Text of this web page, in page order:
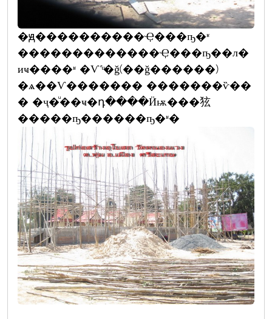
�ԭ����������Ҿ���ҧ�ʶ
�������������Ҿ���ҧ��л�
иҹ����ʶ �Ѵ˹ͧ�ǧ(��ǧ������)
�ѧ��Ѵ������� �������ѷ��
� �ҷ�ͧ��ҹ�դ����Ӥѭ���㹡
�����ҧ������ҧ�ʶ�